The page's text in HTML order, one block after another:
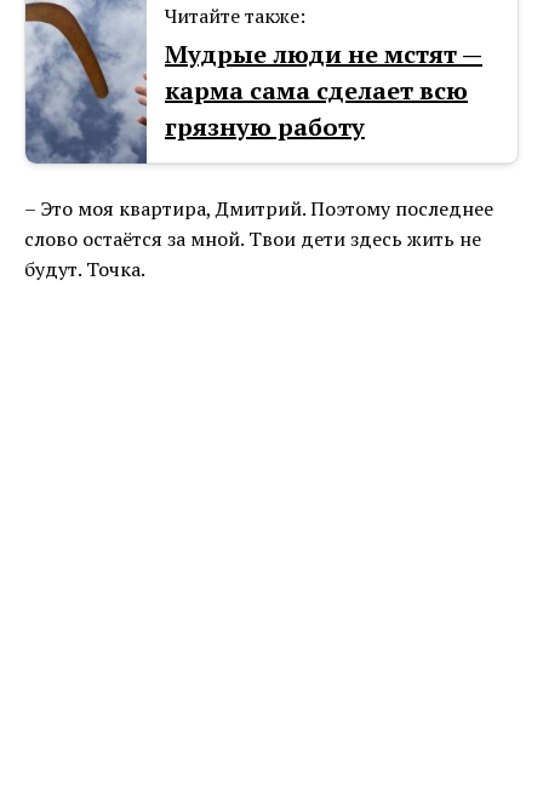
Читайте также:
Мудрые люди не мстят —
карма сама сделает всю
грязную работу
– Это моя квартира, Дмитрий. Поэтому последнее
слово остаётся за мной. Твои дети здесь жить не
будут. Точка.